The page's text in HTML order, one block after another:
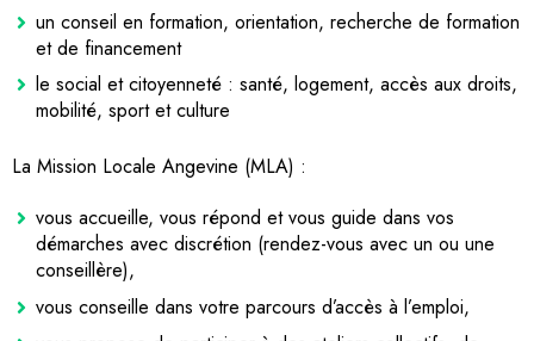
un conseil en formation, orientation, recherche de formation
et de financement
le social et citoyenneté : santé, logement, accès aux droits,
mobilité, sport et culture
La Mission Locale Angevine (MLA) :
vous accueille, vous répond et vous guide dans vos
démarches avec discrétion (rendez-vous avec un ou une
conseillère),
vous conseille dans votre parcours d’accès à l’emploi,